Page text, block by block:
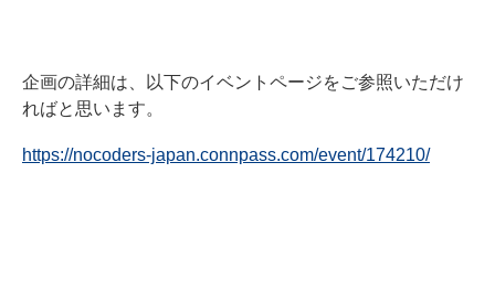
企画の詳細は、以下のイベントページをご参照いただけ
ればと思います。
https://nocoders-japan.connpass.com/event/174210/